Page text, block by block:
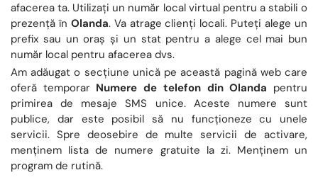
afacerea ta. Utilizați un număr local virtual pentru a stabili o
prezență în Olanda. Va atrage clienți locali. Puteți alege un
prefix sau un oraș și un stat pentru a alege cel mai bun
număr local pentru afacerea dvs.
Am adăugat o secțiune unică pe această pagină web care
oferă temporar Numere de telefon din Olanda pentru
primirea de mesaje SMS unice. Aceste numere sunt
publice, dar este posibil să nu funcționeze cu unele
servicii. Spre deosebire de multe servicii de activare,
menținem lista de numere gratuite la zi. Menținem un
program de rutină.